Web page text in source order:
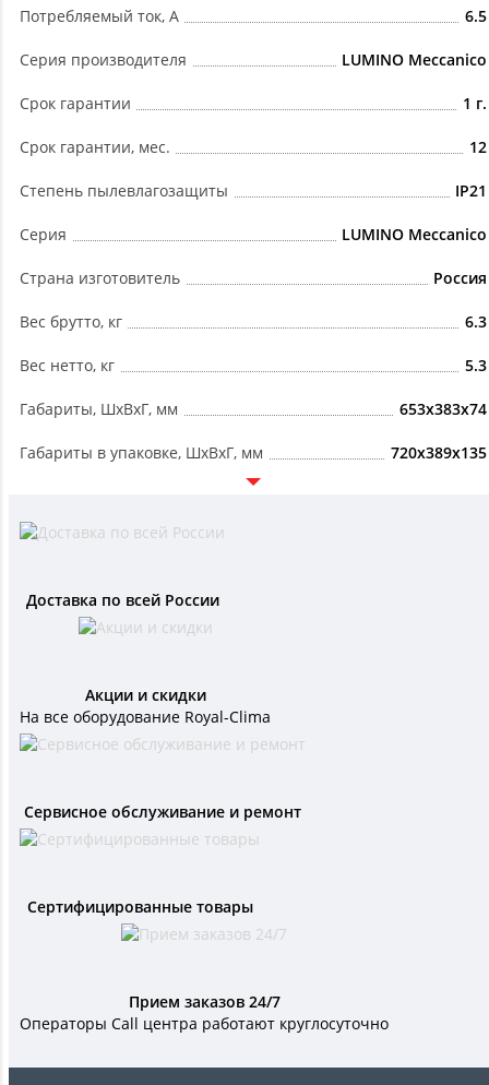
Потребляемый ток, А 6.5
Серия производителя LUMINO Meccanico
Срок гарантии 1 г.
Срок гарантии, мес. 12
Степень пылевлагозащиты IP21
Серия LUMINO Meccanico
Страна изготовитель Россия
Вес брутто, кг 6.3
Вес нетто, кг 5.3
Габариты, ШxВxГ, мм 653x383x74
Габариты в упаковке, ШxВxГ, мм 720x389x135
Доставка по всей России
Акции и скидки
На все оборудование Royal-Clima
Сервисное обслуживание и ремонт
Сертифицированные товары
Прием заказов 24/7
Операторы Call центра работают круглосуточно